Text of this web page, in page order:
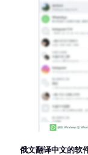
俄文翻译中文的软